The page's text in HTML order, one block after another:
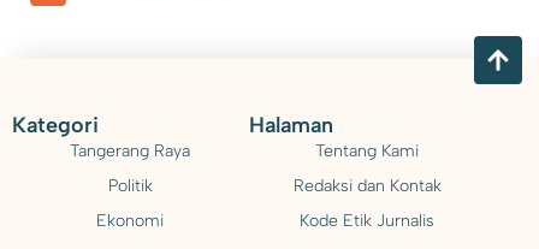
Kategori
Tangerang Raya
Politik
Ekonomi
Halaman
Tentang Kami
Redaksi dan Kontak
Kode Etik Jurnalis